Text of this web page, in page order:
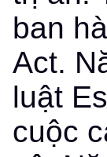
ban
Act.
luật
cuộc